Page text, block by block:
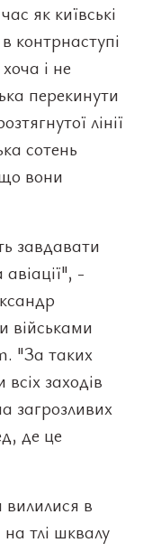
як київські
контрнаступі
і не
перекинути
лінії
сотень
вони
завдавати
-
військами
"За таких
заходів
загрозливих
де це
вилилися в
тлі шквалу